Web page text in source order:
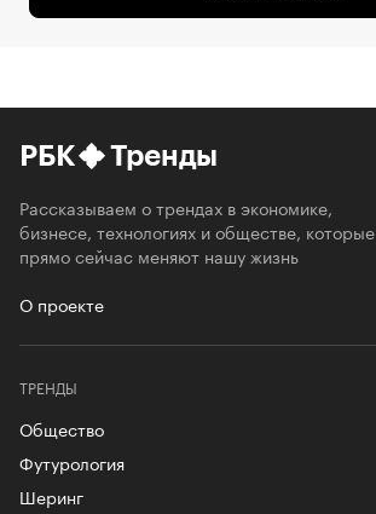
РБК Тренды
Рассказываем о трендах в экономике,
бизнесе, технологиях и обществе, которые
прямо сейчас меняют нашу жизнь
О проекте
ТРЕНДЫ
Общество
Футурология
Шеринг